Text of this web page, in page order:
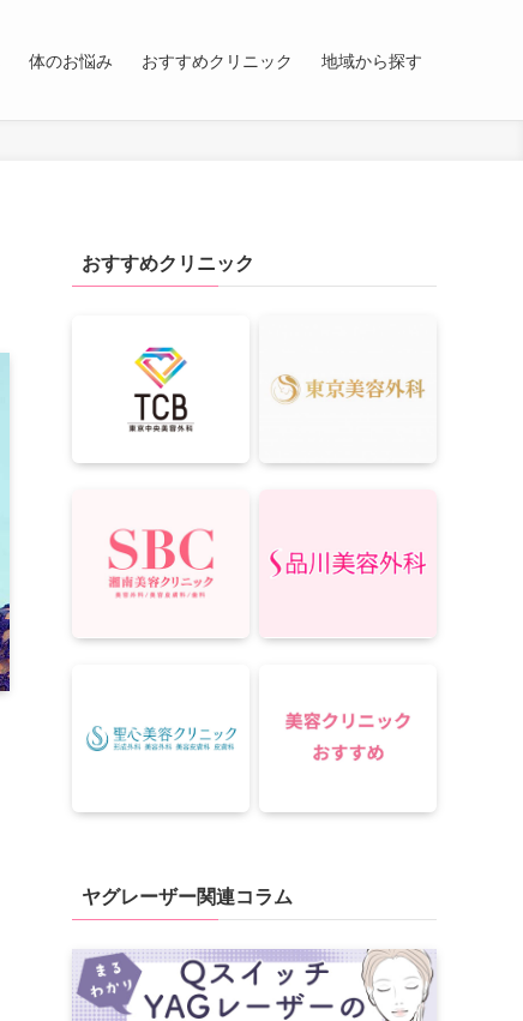
体のお悩み おすすめクリニック 地域から探す
おすすめクリニック
ヤグレーザー関連コラム